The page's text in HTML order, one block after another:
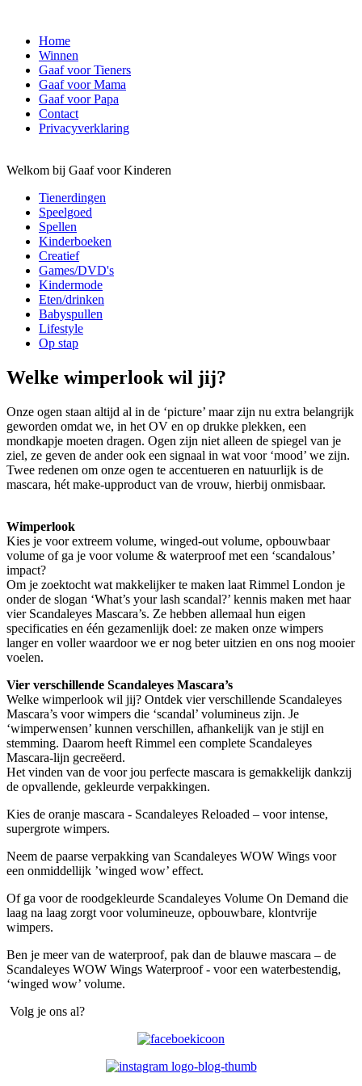
Home
Winnen
Gaaf voor Tieners
Gaaf voor Mama
Gaaf voor Papa
Contact
Privacyverklaring
Welkom bij Gaaf voor Kinderen
Tienerdingen
Speelgoed
Spellen
Kinderboeken
Creatief
Games/DVD's
Kindermode
Eten/drinken
Babyspullen
Lifestyle
Op stap
Welke wimperlook wil jij?
Onze ogen staan altijd al in de ‘picture’ maar zijn nu extra belangrijk
geworden omdat we, in het OV en op drukke plekken, een
mondkapje moeten dragen. Ogen zijn niet alleen de spiegel van je
ziel, ze geven de ander ook een signaal in wat voor ‘mood’ we zijn.
Twee redenen om onze ogen te accentueren en natuurlijk is de
mascara, hét make-upproduct van de vrouw, hierbij onmisbaar.
Wimperlook
Kies je voor extreem volume, winged-out volume, opbouwbaar
volume of ga je voor volume & waterproof met een ‘scandalous’
impact?
Om je zoektocht wat makkelijker te maken laat Rimmel London je
onder de slogan ‘What’s your lash scandal?’ kennis maken met haar
vier Scandaleyes Mascara’s. Ze hebben allemaal hun eigen
specificaties en één gezamenlijk doel: ze maken onze wimpers
langer en voller waardoor we er nog beter uitzien en ons nog mooier
voelen.
Vier verschillende Scandaleyes Mascara’s
Welke wimperlook wil jij? Ontdek vier verschillende Scandaleyes
Mascara’s voor wimpers die ‘scandal’ volumineus zijn. Je
‘wimperwensen’ kunnen verschillen, afhankelijk van je stijl en
stemming. Daarom heeft Rimmel een complete Scandaleyes
Mascara-lijn gecreëerd.
Het vinden van de voor jou perfecte mascara is gemakkelijk dankzij
de opvallende, gekleurde verpakkingen.
Kies de oranje mascara - Scandaleyes Reloaded – voor intense,
supergrote wimpers.
Neem de paarse verpakking van Scandaleyes WOW Wings voor
een onmiddellijk ’winged wow’ effect.
Of ga voor de roodgekleurde Scandaleyes Volume On Demand die
laag na laag zorgt voor volumineuze, opbouwbare, klontvrije
wimpers.
Ben je meer van de waterproof, pak dan de blauwe mascara – de
Scandaleyes WOW Wings Waterproof - voor een waterbestendig,
‘winged wow’ volume.
Volg je ons al?